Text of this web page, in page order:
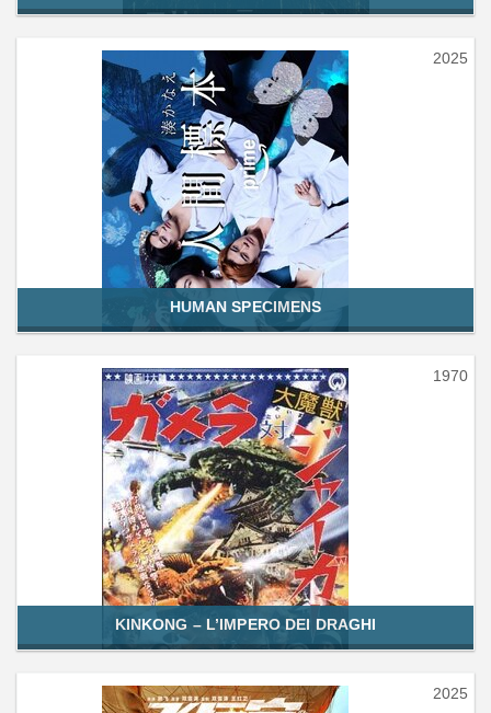
2025
HUMAN SPECIMENS
1970
KINKONG – L’IMPERO DEI DRAGHI
2025